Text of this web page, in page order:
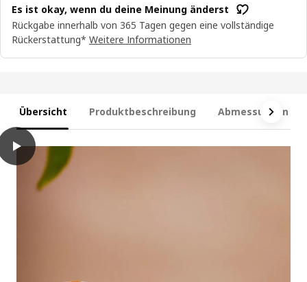
Es ist okay, wenn du deine Meinung änderst
Rückgabe innerhalb von 365 Tagen gegen eine vollständige
Rückerstattung* Weitere Informationen
Übersicht Produktbeschreibung Abmessungen
play
LOTSFÅGEL Duftkerze im Glas, Pfirsich hellorange, 20 Std.